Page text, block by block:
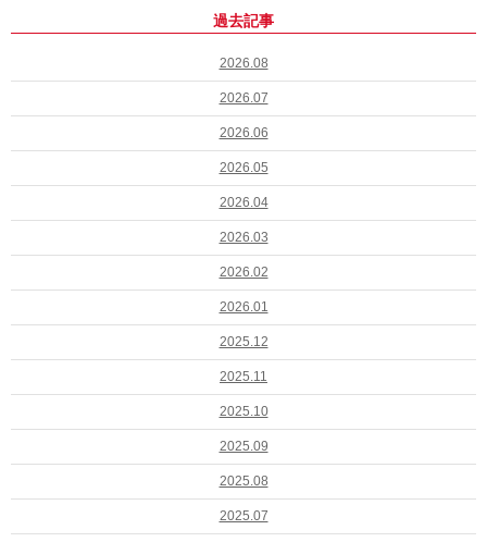
過去記事
2026.08
2026.07
2026.06
2026.05
2026.04
2026.03
2026.02
2026.01
2025.12
2025.11
2025.10
2025.09
2025.08
2025.07